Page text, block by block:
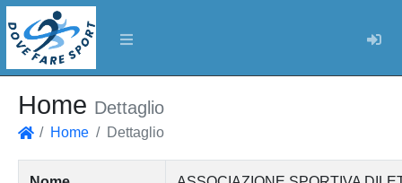
Home Dettaglio
Home Dettaglio